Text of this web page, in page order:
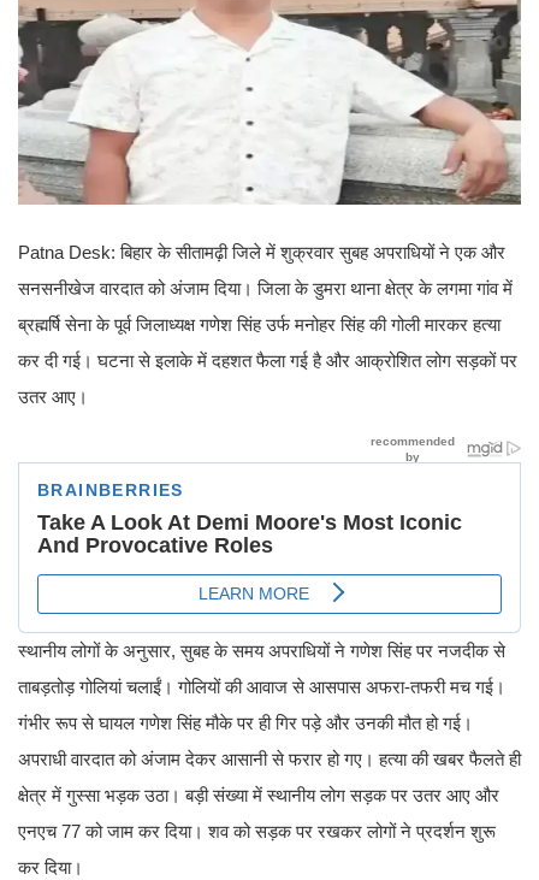
Patna Desk: बिहार के सीतामढ़ी जिले में शुक्रवार सुबह अपराधियों ने एक और
सनसनीखेज वारदात को अंजाम दिया। जिला के डुमरा थाना क्षेत्र के लगमा गांव में
ब्रह्मर्षि सेना के पूर्व जिलाध्यक्ष गणेश सिंह उर्फ मनोहर सिंह की गोली मारकर हत्या
कर दी गई। घटना से इलाके में दहशत फैला गई है और आक्रोशित लोग सड़कों पर
उतर आए।
स्थानीय लोगों के अनुसार, सुबह के समय अपराधियों ने गणेश सिंह पर नजदीक से
ताबड़तोड़ गोलियां चलाईं। गोलियों की आवाज से आसपास अफरा-तफरी मच गई।
गंभीर रूप से घायल गणेश सिंह मौके पर ही गिर पड़े और उनकी मौत हो गई।
अपराधी वारदात को अंजाम देकर आसानी से फरार हो गए। हत्या की खबर फैलते ही
क्षेत्र में गुस्सा भड़क उठा। बड़ी संख्या में स्थानीय लोग सड़क पर उतर आए और
एनएच 77 को जाम कर दिया। शव को सड़क पर रखकर लोगों ने प्रदर्शन शुरू
कर दिया।